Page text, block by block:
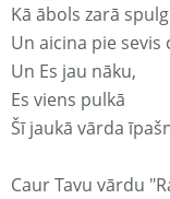
Kā ābols zarā
Un aicina pie sevis
Un Es jau nāku,
Es viens pulkā
Šī jaukā vārda
Caur Tavu vārdu